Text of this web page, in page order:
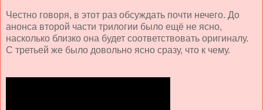
Честно говоря, в этот раз обсуждать почти нечего. До
анонса второй части трилогии было ещё не ясно,
насколько близко она будет соответствовать оригиналу.
С третьей же было довольно ясно сразу, что к чему.